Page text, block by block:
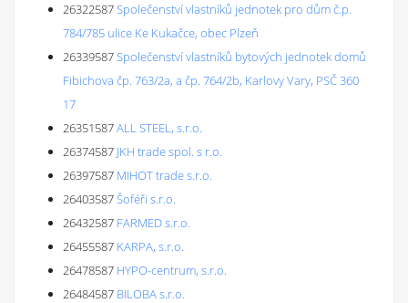
26322587Společenství vlastníků jednotek pro dům č.p.
784/785 ulice Ke Kukačce, obec Plzeň
26339587Společenství vlastníků bytových jednotek domů
Fibichova čp. 763/2a, a čp. 764/2b, Karlovy Vary, PSČ 360
17
26351587ALL STEEL, s.r.o.
26374587 JKH trade spol. s r.o.
26397587 MIHOT trade s.r.o.
26403587Šoféři s.r.o.
26432587 FARMED s.r.o.
26455587 KARPA, s.r.o.
26478587 HYPO-centrum, s.r.o.
26484587 BILOBA s.r.o.